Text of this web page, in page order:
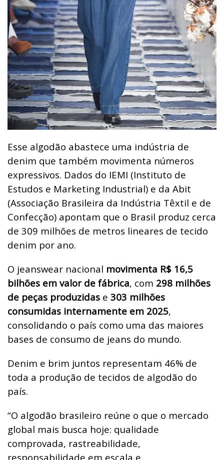
Esse algodão abastece uma indústria de
denim que também movimenta números
expressivos. Dados do IEMI (Instituto de
Estudos e Marketing Industrial) e da Abit
(Associação Brasileira da Indústria Têxtil e de
Confecção) apontam que o Brasil produz cerca
de 309 milhões de metros lineares de tecido
denim por ano.
O jeanswear nacional movimenta R$ 16,5
bilhões em valor de fábrica, com 298 milhões
de peças produzidas e 303 milhões
consumidas internamente em 2025,
consolidando o país como uma das maiores
bases de consumo de jeans do mundo.
Denim e brim juntos representam 46% de
toda a produção de tecidos de algodão do
país.
“O algodão brasileiro reúne o que o mercado
global mais busca hoje: qualidade
comprovada, rastreabilidade,
responsabilidade em escala e